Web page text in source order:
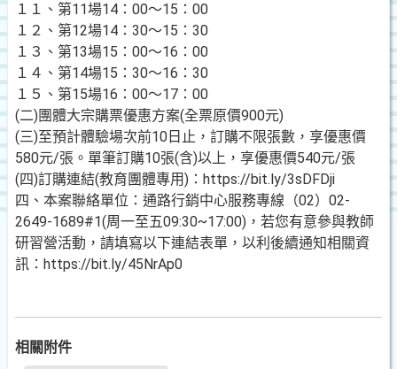
１１、第11場14：00～15：00
１２、第12場14：30～15：30
１３、第13場15：00～16：00
１４、第14場15：30～16：30
１５、第15場16：00～17：00
(二)團體大宗購票優惠方案(全票原價900元)
(三)至預計體驗場次前10日止，訂購不限張數，享優惠價
580元/張。單筆訂購10張(含)以上，享優惠價540元/張
(四)訂購連結(教育團體專用)：https://bit.ly/3sDFDji
四、本案聯絡單位：通路行銷中心服務專線（02）02-
2649-1689#1(周一至五09:30~17:00)，若您有意參與教師
研習營活動，請填寫以下連結表單，以利後續通知相關資
訊：https://bit.ly/45NrAp0
相關附件